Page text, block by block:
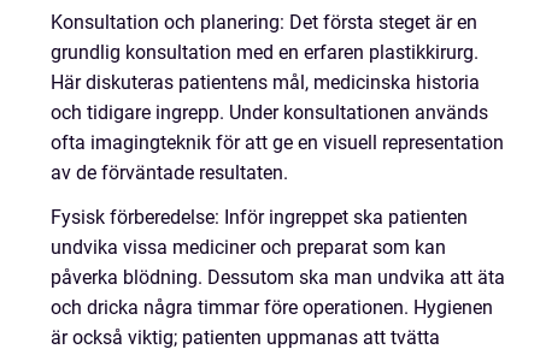
Konsultation och planering: Det första steget är en
grundlig konsultation med en erfaren plastikkirurg.
Här diskuteras patientens mål, medicinska historia
och tidigare ingrepp. Under konsultationen används
ofta imagingteknik för att ge en visuell representation
av de förväntade resultaten.
Fysisk förberedelse: Inför ingreppet ska patienten
undvika vissa mediciner och preparat som kan
påverka blödning. Dessutom ska man undvika att äta
och dricka några timmar före operationen. Hygienen
är också viktig; patienten uppmanas att tvätta